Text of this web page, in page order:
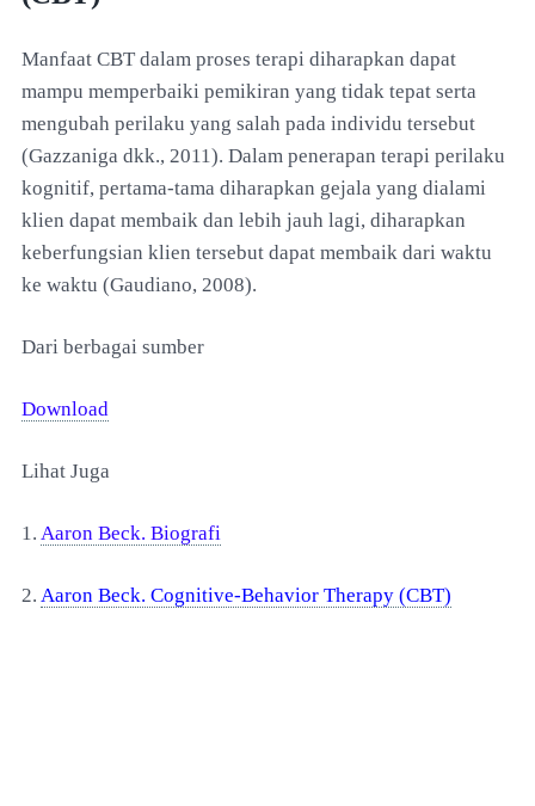
Manfaat CBT dalam proses terapi diharapkan dapat
mampu memperbaiki pemikiran yang tidak tepat serta
mengubah perilaku yang salah pada individu tersebut
(Gazzaniga dkk., 2011). Dalam penerapan terapi perilaku
kognitif, pertama-tama diharapkan gejala yang dialami
klien dapat membaik dan lebih jauh lagi, diharapkan
keberfungsian klien tersebut dapat membaik dari waktu
ke waktu (Gaudiano, 2008).
Dari berbagai sumber
Download
Lihat Juga
1. Aaron Beck. Biografi
2. Aaron Beck. Cognitive-Behavior Therapy (CBT)